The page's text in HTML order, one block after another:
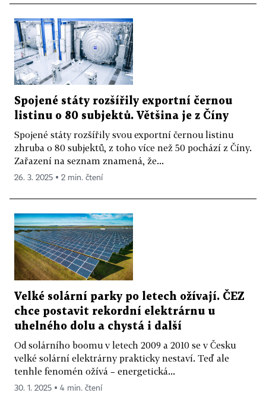
Spojené státy rozšířily exportní černou
listinu o 80 subjektů. Většina je z Číny
Spojené státy rozšířily svou exportní černou listinu
zhruba o 80 subjektů, z toho více než 50 pochází z Číny.
Zařazení na seznam znamená, že...
26. 3. 2025 ▪ 2 min. čtení
Velké solární parky po letech ožívají. ČEZ
chce postavit rekordní elektrárnu u
uhelného dolu a chystá i další
Od solárního boomu v letech 2009 a 2010 se v Česku
velké solární elektrárny prakticky nestaví. Teď ale
tenhle fenomén ožívá – energetická...
30. 1. 2025 ▪ 4 min. čtení